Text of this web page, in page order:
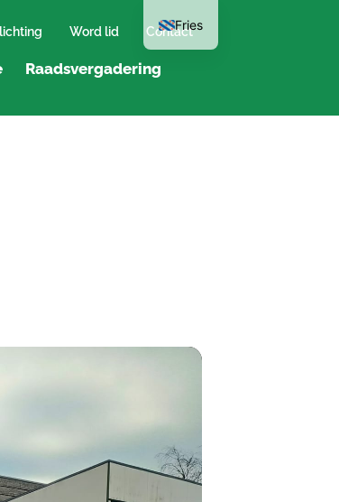
Word lid Contact
Raadsvergadering
Fries